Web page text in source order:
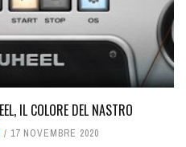
IL COLORE DEL NASTRO
17 NOVEMBRE 2020